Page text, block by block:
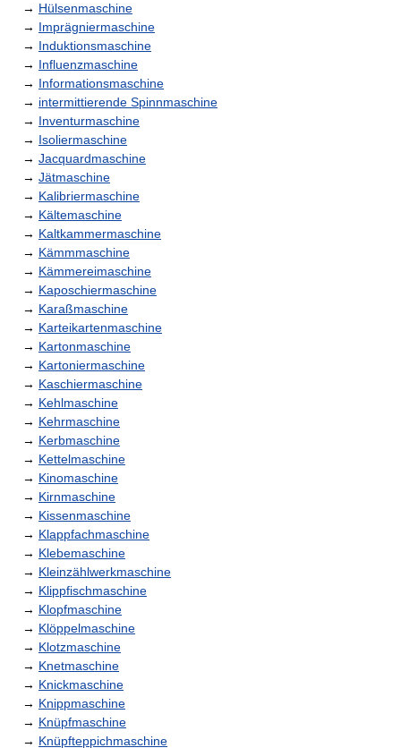
→ Hülsenmaschine
→ Imprägniermaschine
→ Induktionsmaschine
→ Influenzmaschine
→ Informationsmaschine
→ intermittierende Spinnmaschine
→ Inventurmaschine
→ Isoliermaschine
→ Jacquardmaschine
→ Jätmaschine
→ Kalibriermaschine
→ Kältemaschine
→ Kaltkammermaschine
→ Kämmmaschine
→ Kämmereimaschine
→ Kaposchiermaschine
→ Karaßmaschine
→ Karteikartenmaschine
→ Kartonmaschine
→ Kartoniermaschine
→ Kaschiermaschine
→ Kehlmaschine
→ Kehrmaschine
→ Kerbmaschine
→ Kettelmaschine
→ Kinomaschine
→ Kirnmaschine
→ Kissenmaschine
→ Klappfachmaschine
→ Klebemaschine
→ Kleinzählwerkmaschine
→ Klippfischmaschine
→ Klopfmaschine
→ Klöppelmaschine
→ Klotzmaschine
→ Knetmaschine
→ Knickmaschine
→ Knippmaschine
→ Knüpfmaschine
→ Knüpfteppichmaschine